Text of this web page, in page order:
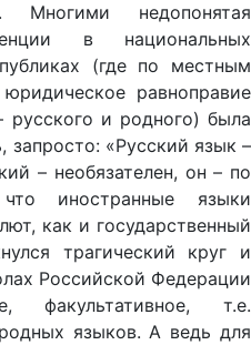
Многими недопонятая
в национальных
(где по местным
равноправие
русского и родного) была
«Русский язык –
– необязателен, он – по
иностранные языки
как и государственный
трагический круг и
Российской Федерации
факультативное, т.е.
языков. А ведь для